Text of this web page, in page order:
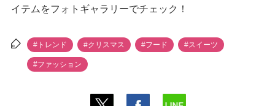
イテムをフォトギャラリーでチェック！
#トレンド #クリスマス #フード #スイーツ
#ファッション